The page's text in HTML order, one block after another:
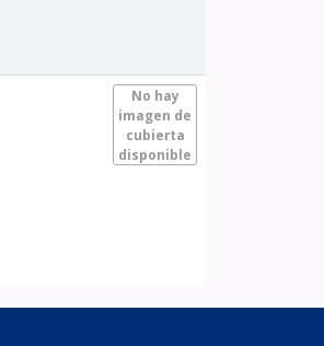
No hay
imagen de
cubierta
disponible